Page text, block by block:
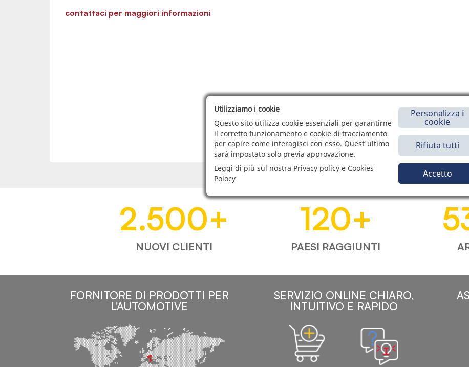
contattaci per maggiori informazioni
2.500+
NUOVI CLIENTI
120+
PAESI RAGGIUNTI
FORNITORE DI PRODOTTI PER
L'AUTOMOTIVE
SERVIZIO ONLINE CHIARO,
INTUITIVO E RAPIDO
Utilizziamo i cookie
Questo sito utilizza cookie essenziali per garantirne
il corretto funzionamento e cookie di tracciamento
per capire come interagisci con esso. Quest'ultimo
sarà impostato solo previa approvazione.
Leggi di più sul nostra Privacy policy e Cookies
Polocy
Personalizza i
cookie
Rifiuta tutti
Accetto